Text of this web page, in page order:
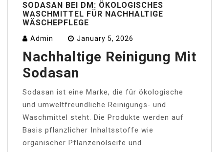
SODASAN BEI DM: ÖKOLOGISCHES
WASCHMITTEL FÜR NACHHALTIGE
WÄSCHEPFLEGE
Admin January 5, 2026
Nachhaltige Reinigung Mit
Sodasan
Sodasan ist eine Marke, die für ökologische
und umweltfreundliche Reinigungs‑ und
Waschmittel steht. Die Produkte werden auf
Basis pflanzlicher Inhaltsstoffe wie
organischer Pflanzenölseife und